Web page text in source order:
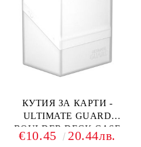
КУТИЯ ЗА КАРТИ -
ULTIMATE GUARD
BOULDER DECK CASE
(за LCG, TCG и др) 80+ -
€10.45 20.44лв.